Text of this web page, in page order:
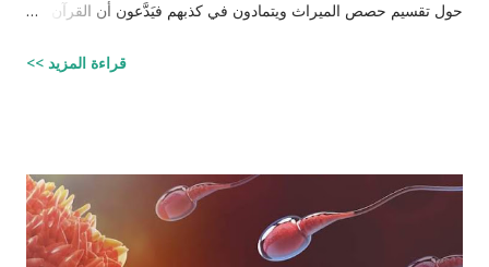
حول تقسيم حصص الميراث ويتمادون في كذبهم فيَدَّعون أن القرآن من
الحصص وذلك لأنه في حالات مُعَيَّنة يكون مجموع حصص الورثة أكثر
القرآن الكريم مقدار حصص الوارثين المحتمل وجودهم على الغالب
أثناء تقسيم الميراث، فمثلاً ترث الأخت نصف مقدار الأخ الشقيق ولكن
هناك الكثير من الاحتمالات لوجود عدة أنواع من الورثة في نفس الوقت
قراءة المزيد >>